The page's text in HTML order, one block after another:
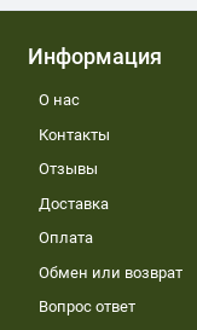
Информация
О нас
Контакты
Отзывы
Доставка
Оплата
Обмен или возврат
Вопрос ответ